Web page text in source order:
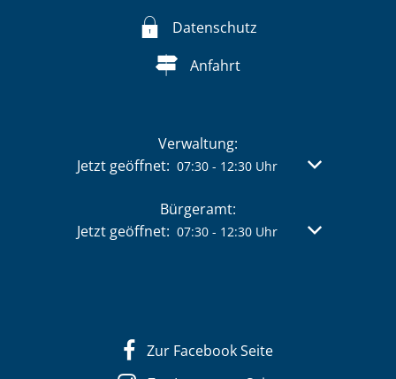
Datenschutz
Anfahrt
Verwaltung:
Klicken, um weitere Öffnungs- oder
Jetzt geöffnet: 07:30- 12:30Uhr Von 07:30
Bürgeramt:
Klicken, um weitere Öffnungs- oder
Jetzt geöffnet: 07:30- 12:30Uhr Von 07:30
Zur Facebook Seite